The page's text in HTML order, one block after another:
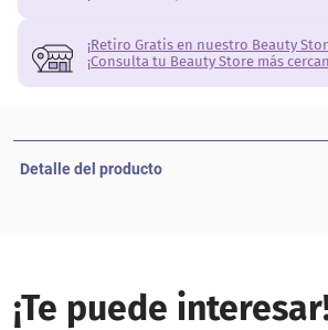
¡Retiro Gratis en nuestro Beauty
¡Consulta tu Beauty Store más
Detalle del producto
¡Te puede